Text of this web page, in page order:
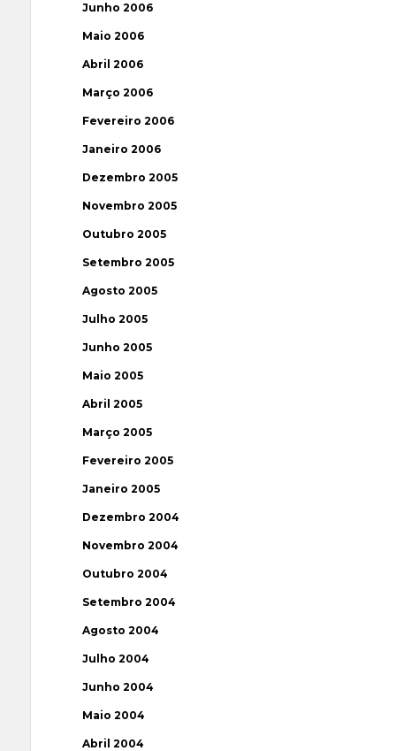
Junho 2006
Maio 2006
Abril 2006
Março 2006
Fevereiro 2006
Janeiro 2006
Dezembro 2005
Novembro 2005
Outubro 2005
Setembro 2005
Agosto 2005
Julho 2005
Junho 2005
Maio 2005
Abril 2005
Março 2005
Fevereiro 2005
Janeiro 2005
Dezembro 2004
Novembro 2004
Outubro 2004
Setembro 2004
Agosto 2004
Julho 2004
Junho 2004
Maio 2004
Abril 2004